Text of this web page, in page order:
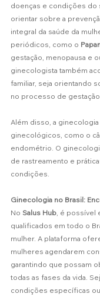
doenças e condições do
orientar sobre a
integral da saúde da
periódicos, como o
gestação, menopausa e
ginecologista também
familiar, seja orientando
no processo de gestação
Além disso, a
ginecológicos, como o
endométrio. O
de rastreamento e
condições.
Ginecologia no Brasil:
No Salus Hub , é possível
qualificados em todo o
mulher. A plataforma
mulheres agendarem
garantindo que possam
todas as fases da vida.
condições específicas